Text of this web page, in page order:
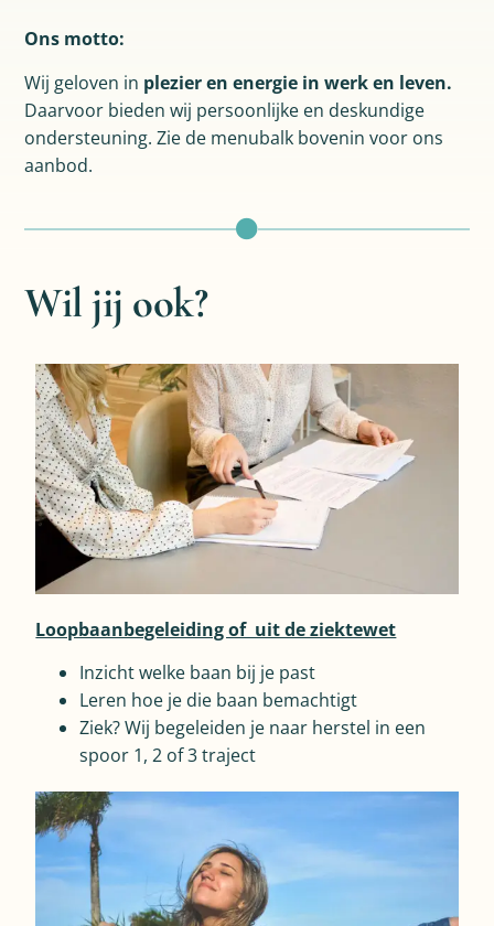
Ons motto:
Wij geloven in plezier en energie in werk en leven.
Daarvoor bieden wij persoonlijke en deskundige
ondersteuning. Zie de menubalk bovenin voor ons
aanbod.
Wil jij ook?
Loopbaanbegeleiding of uit de ziektewet
Inzicht welke baan bij je past
Leren hoe je die baan bemachtigt
Ziek? Wij begeleiden je naar herstel in een
spoor 1, 2 of 3 traject